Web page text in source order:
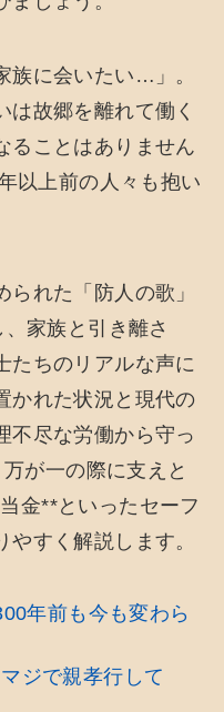
族に会いたい…」。
は故郷を離れて働く
ることはありません
以上前の人々も抱い
れた「防人の歌」
家族と引き離さ
たちのリアルな声に
かれた状況と現代の
不尽な労働から守っ
が一の際に支えと
金**といったセーフ
すく解説します。
年前も今も変わら
ジで親孝行して